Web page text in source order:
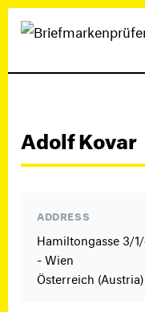
Adolf Kovar
ADDRESS
Hamiltongasse 3/
- Wien
Österreich (Austria)